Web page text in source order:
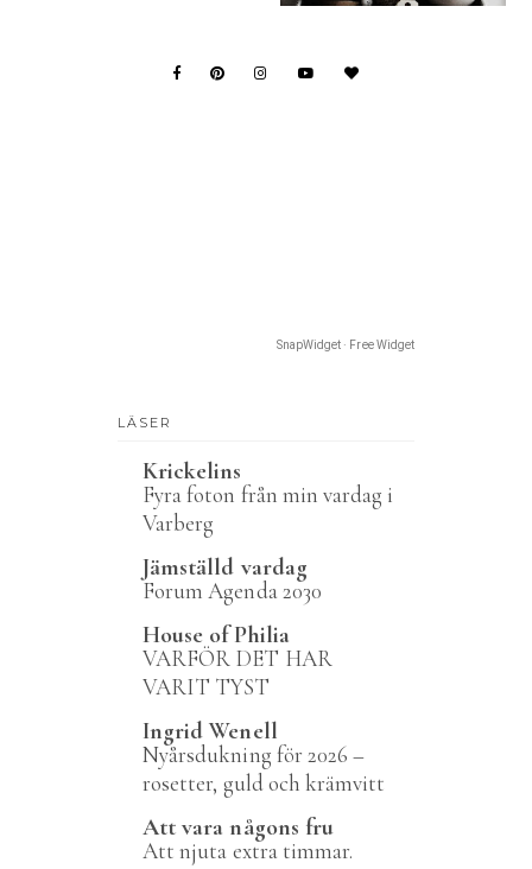
SnapWidget · Free Widget
LÄSER
Krickelins
Fyra foton från min vardag i
Varberg
Jämställd vardag
Forum Agenda 2030
House of Philia
VARFÖR DET HAR
VARIT TYST
Ingrid Wenell
Nyårsdukning för 2026 –
rosetter, guld och krämvitt
Att vara någons fru
Att njuta extra timmar.